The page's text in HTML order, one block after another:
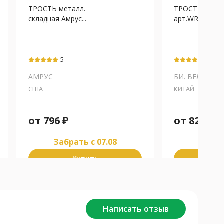
ТРОСТЬ металл.
складная Амрус...
5
АМРУС
США
от 796₽
Забрать c 07.08
Купить
ТРОСТЬ
арт.WR-411
БИ. ВЕЛЛ
КИТАЙ
от 826
Написать отзыв